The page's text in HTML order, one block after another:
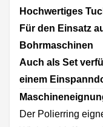
Hochwertiges
Für den Einsatz
Bohrmaschinen
Auch als Set
einem
Der Polierring